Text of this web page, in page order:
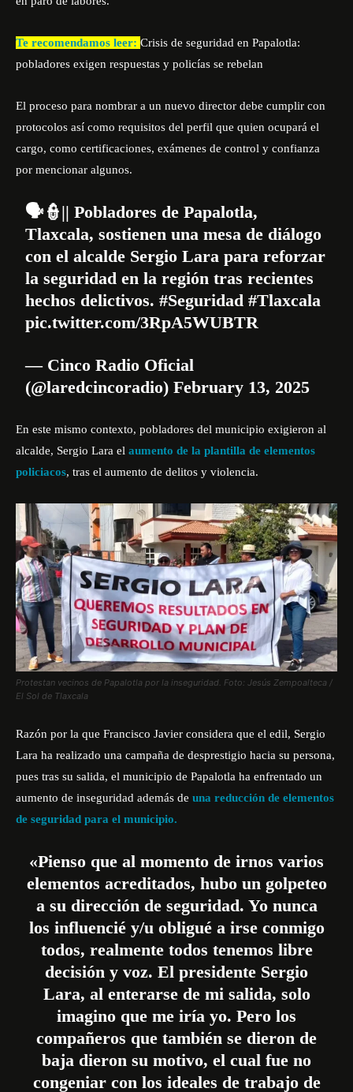
Te recomendamos leer: Crisis de seguridad en Papalotla:
pobladores exigen respuestas y policías se rebelan
El proceso para nombrar a un nuevo director debe cumplir con
protocolos así como requisitos del perfil que quien ocupará el
cargo, como certificaciones, exámenes de control y confianza
por mencionar algunos.
🗣👮‍|| Pobladores de Papalotla,
Tlaxcala, sostienen una mesa de diálogo
con el alcalde Sergio Lara para reforzar
la seguridad en la región tras recientes
hechos delictivos.#Seguridad #Tlaxcala
pic.twitter.com/3RpA5WUBTR
— Cinco Radio Oficial
(@laredcincoradio)February 13, 2025
En este mismo contexto, pobladores del municipio exigieron al
alcalde, Sergio Lara el aumento de la plantilla de elementos
policiacos, tras el aumento de delitos y violencia.
Protestan vecinos de Papalotla por la inseguridad. Foto: Jesús Zempoalteca /
El Sol de Tlaxcala
Razón por la que Francisco Javier considera que el edil, Sergio
Lara ha realizado una campaña de desprestigio hacia su persona,
pues tras su salida, el municipio de Papalotla ha enfrentado un
aumento de inseguridad además de una reducción de elementos
de seguridad para el municipio.
«Pienso que al momento de irnos varios
elementos acreditados, hubo un golpeteo
a su dirección de seguridad. Yo nunca
los influencié y/u obligué a irse conmigo
todos, realmente todos tenemos libre
decisión y voz. El presidente Sergio
Lara, al enterarse de mi salida, solo
imagino que me iría yo. Pero los
compañeros que también se dieron de
baja dieron su motivo, el cual fue no
congeniar con los ideales de trabajo de